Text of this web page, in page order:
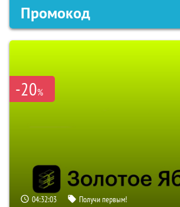
Промокод
-20%
04:32:02 Получи первым!